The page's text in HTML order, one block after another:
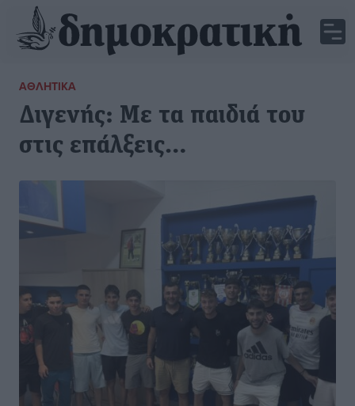
ΑΘΛΗΤΙΚΆ
Διγενής: Με τα παιδιά του
στις επάλξεις…